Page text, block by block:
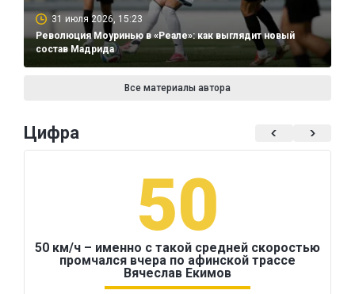
31 июля 2026, 15:23
Революция Моуринью в «Реале»: как выглядит новый
состав Мадрида
Все материалы автора
Цифра
50
50 км/ч – именно с такой средней скоростью
промчался вчера по афинской трассе
Вячеслав Екимов